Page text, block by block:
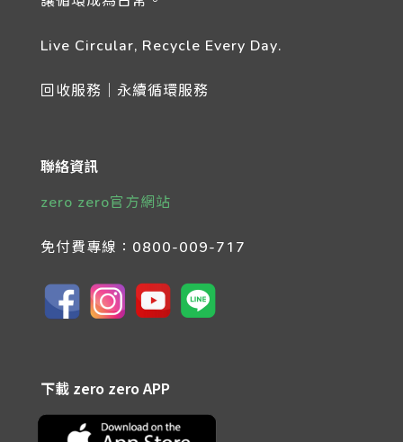
Live Circular, Recycle Every Day.
回收服務｜永續循環服務
聯絡資訊
zero zero官方網站
免付費專線： 0800-009-717
下載 zero zero APP